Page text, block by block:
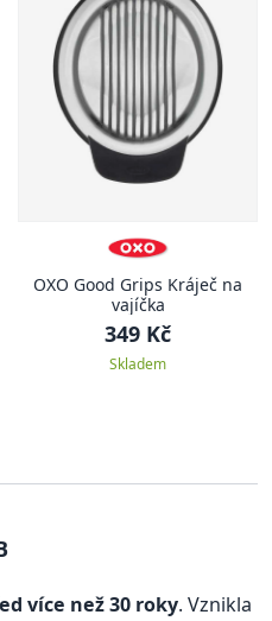
OXO Good Grips Kráječ na
vajíčka
349 Kč
Skladem
více než 30 roky. Vznikla